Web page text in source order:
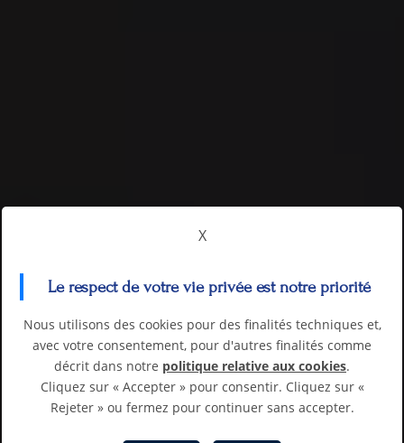
X
Le respect de votre vie privée est notre priorité
Nous utilisons des cookies pour des finalités techniques et,
avec votre consentement, pour d'autres finalités comme
décrit dans notre politique relative aux cookies.
Cliquez sur « Accepter » pour consentir. Cliquez sur «
Rejeter » ou fermez pour continuer sans accepter.